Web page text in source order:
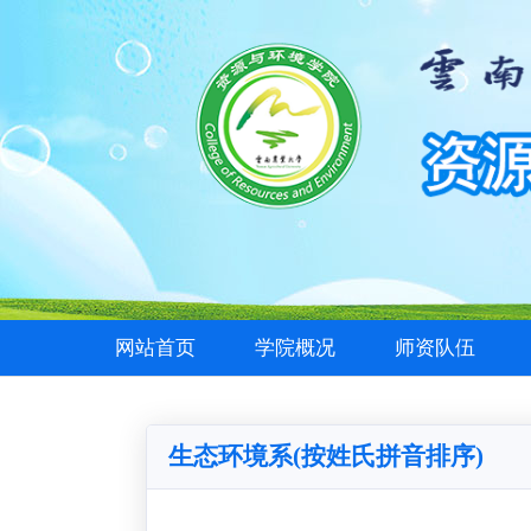
网站首页 学院概况 师资队伍
生态环境系(按姓氏拼音排序)